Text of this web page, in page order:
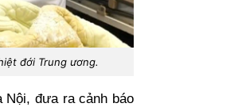
đới Trung ương.
Nội, đưa ra cảnh báo